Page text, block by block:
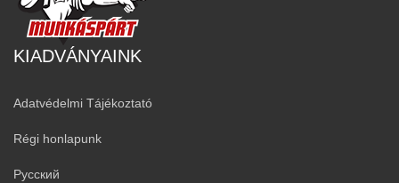
KIADVÁNYAINK
Adatvédelmi Tájékoztató
Régi honlapunk
Русский